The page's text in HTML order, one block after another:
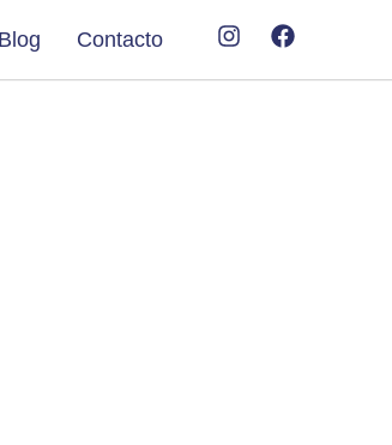
Blog Contacto
Instagram
Facebook